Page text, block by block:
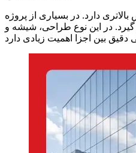
دارد. در بسیاری از پروژه
در این نوع طراحی، شیشه و